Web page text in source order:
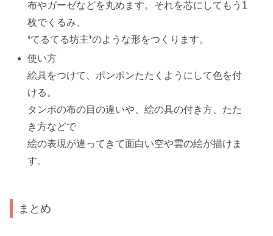
布やガーゼなどを丸めます。それを芯にしてもう1
枚でくるみ、
❛てるてる坊主❜のような形をつくります。
使い方
絵具をつけて、ポンポンたたくようにして色を付
ける。
タンポの布の目の違いや、絵の具の付き方、たた
き方などで
絵の表現が違ってきて面白い空や雲の絵が描けま
す。
まとめ